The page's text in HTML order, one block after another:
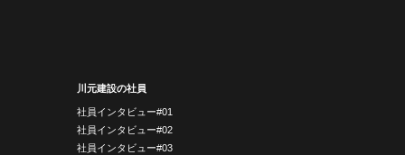
川元建設の社員
社員インタビュー#01
社員インタビュー#02
社員インタビュー#03